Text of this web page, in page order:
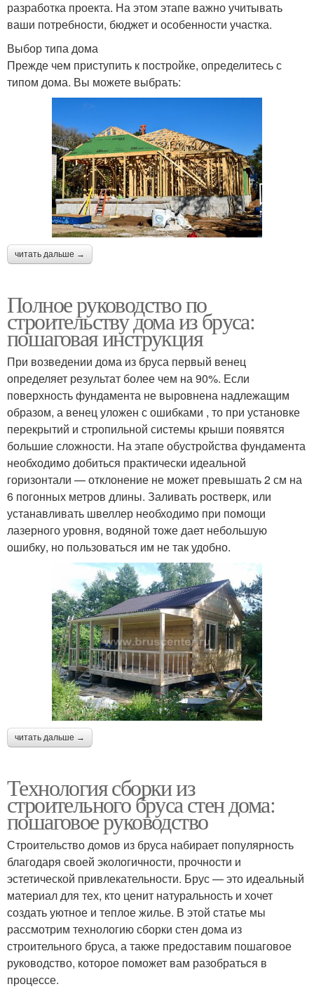
разработка проекта. На этом этапе важно учитывать
ваши потребности, бюджет и особенности участка.
Выбор типа дома
Прежде чем приступить к постройке, определитесь с
типом дома. Вы можете выбрать:
читать дальше →
Полное руководство по
строительству дома из бруса:
пошаговая инструкция
При возведении дома из бруса первый венец
определяет результат более чем на 90%. Если
поверхность фундамента не выровнена надлежащим
образом, а венец уложен с ошибками , то при установке
перекрытий и стропильной системы крыши появятся
большие сложности. На этапе обустройства фундамента
необходимо добиться практически идеальной
горизонтали — отклонение не может превышать 2 см на
6 погонных метров длины. Заливать ростверк, или
устанавливать швеллер необходимо при помощи
лазерного уровня, водяной тоже дает небольшую
ошибку, но пользоваться им не так удобно.
читать дальше →
Технология сборки из
строительного бруса стен дома:
пошаговое руководство
Строительство домов из бруса набирает популярность
благодаря своей экологичности, прочности и
эстетической привлекательности. Брус — это идеальный
материал для тех, кто ценит натуральность и хочет
создать уютное и теплое жилье. В этой статье мы
рассмотрим технологию сборки стен дома из
строительного бруса, а также предоставим пошаговое
руководство, которое поможет вам разобраться в
процессе.